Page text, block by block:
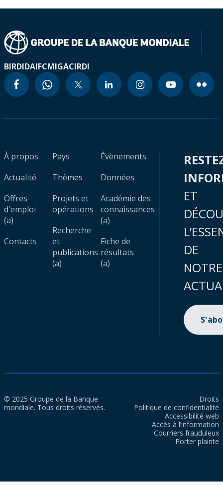
BIRDIDAIFCMIGACIRDI
À propos
Actualité
Offres
d'emploi
(a)
Contacts
Pays
Thèmes
Projets et
opérations
Recherche
et
publications
(a)
Évènements
Données
Académie des
connaissances
(a)
Fiche de
résultats
(a)
ET
DE
NOTRE
© 2025 Groupe de la Banque
mondiale. Tous droits réservés.
Droits
Politique de confidentialité
Accessibilité web
Accès à l’information
Courriers frauduleux
Porter plainte